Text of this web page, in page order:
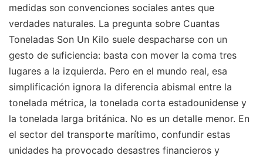
medidas son convenciones sociales antes que
verdades naturales. La pregunta sobre Cuantas
Toneladas Son Un Kilo suele despacharse con un
gesto de suficiencia: basta con mover la coma tres
lugares a la izquierda. Pero en el mundo real, esa
simplificación ignora la diferencia abismal entre la
tonelada métrica, la tonelada corta estadounidense y
la tonelada larga británica. No es un detalle menor. En
el sector del transporte marítimo, confundir estas
unidades ha provocado desastres financieros y